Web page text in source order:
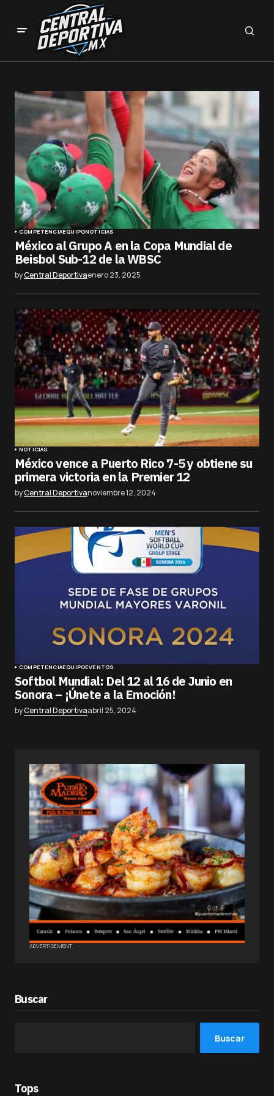
COMPETENCIAEQUIPONOTICIAS
México al Grupo A en la Copa Mundial de
Beisbol Sub-12 de la WBSC
byCentral Deportivaenero 23, 2025
NOTICIAS
México vence a Puerto Rico 7-5 y obtiene su
primera victoria en la Premier 12
byCentral Deportivanoviembre 12, 2024
COMPETENCIAEQUIPOEVENTOS
Softbol Mundial: Del 12 al 16 de Junio en
Sonora – ¡Únete a la Emoción!
byCentral Deportivaabril 25, 2024
ADVERTISEMENT
Buscar
Buscar
Tops